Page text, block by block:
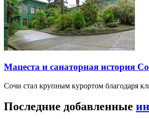
Мацеста и санаторная история
Сочи стал крупным курортом благодаря
Последние добавленные